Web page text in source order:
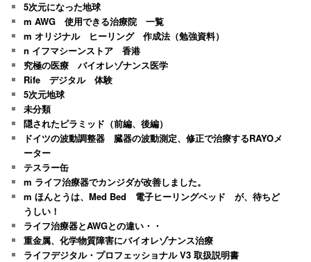
5次元になった地球
m AWG 使用できる治療院 一覧
m オリジナル ヒーリング 作成法（勉強資料）
n イフマシーンストア 香港
究極の医療 バイオレゾナンス医学
Rife デジタル 体験
5次元地球
未分類
隠されたピラミッド（前編、後編）
ドイツの波動調整器 臓器の波動測定、修正で治療するRAYOメ
ーター
テスラー缶
m ライフ治療器でカンジダが改善しました。
m ほんとうは、Med Bed 電子ヒーリングベッド が、待ちど
うしい！
ライフ治療器とAWGとの違い・・
重金属、化学物質障害にバイオレゾナンス治療
ライフデジタル・プロフェッショナル V3 取扱説明書